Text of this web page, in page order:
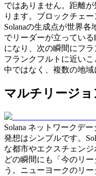
ではありません。距離
ります。ブロックチェ
Solanaの生成点が世界
でリーダーが立ってい
になり、次の瞬間にフ
フランクフルトに近い
中ではなく、複数の地域
マルチリージ
Solana ネットワークデー
発想はシンプルです。
な都市やエクスチェンジ
どの瞬間にも「今のリ
う。ニューヨークのリ